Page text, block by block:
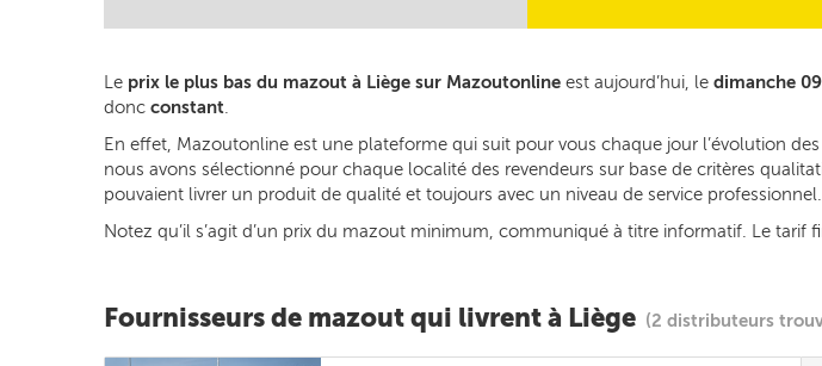
Le prix le plus bas du mazout à Liège sur Mazoutonline est aujourd’hui, le dimanche
donc constant.
En effet, Mazoutonline est une plateforme qui suit pour vous chaque jour l’évolution
nous avons sélectionné pour chaque localité des revendeurs sur base de critères
pouvaient livrer un produit de qualité et toujours avec un niveau de service
Notez qu’il s’agit d’un prix du mazout minimum, communiqué à titre informatif. Le tarif
Fournisseurs de mazout qui livrent à Liège (2 distributeurs